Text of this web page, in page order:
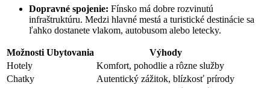
Dopravné spojenie: Fínsko má dobre rozvinutú
infraštruktúru. Medzi hlavné mestá a turistické destinácie sa
ľahko dostanete vlakom, autobusom alebo letecky.
Možnosti Ubytovania
Výhody
Hotely
Komfort, pohodlie a rôzne služby
Chatky
Autentický zážitok, blízkosť prírody